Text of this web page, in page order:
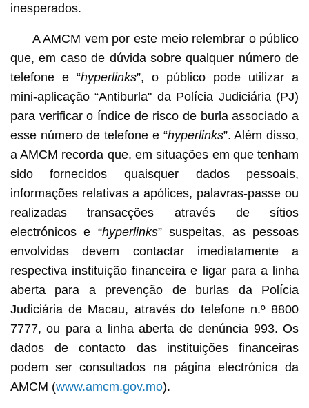
inesperados.
A AMCM vem por este meio relembrar o público
que, em caso de dúvida sobre qualquer número de
telefone e “hyperlinks”, o público pode utilizar a
mini-aplicação “Antiburla" da Polícia Judiciária (PJ)
para verificar o índice de risco de burla associado a
esse número de telefone e “hyperlinks”. Além disso,
a AMCM recorda que, em situações em que tenham
sido fornecidos quaisquer dados pessoais,
informações relativas a apólices, palavras‑passe ou
realizadas transacções através de sítios
electrónicos e “hyperlinks” suspeitas, as pessoas
envolvidas devem contactar imediatamente a
respectiva instituição financeira e ligar para a linha
aberta para a prevenção de burlas da Polícia
Judiciária de Macau, através do telefone n.º 8800
7777, ou para a linha aberta de denúncia 993. Os
dados de contacto das instituições financeiras
podem ser consultados na página electrónica da
AMCM (www.amcm.gov.mo).